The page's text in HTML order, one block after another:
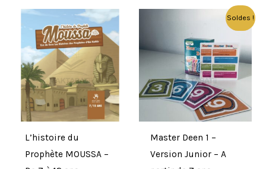
L’histoire du
Prophète MOUSSA –
Soldes !
Master Deen 1 –
Version Junior – A
était :
8,50 €.
est :
6,90 €.